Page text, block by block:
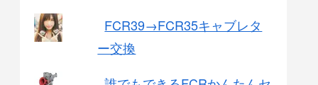
FCR39→FCR35キャブレタ
ー交換